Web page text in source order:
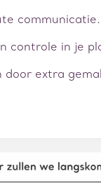
communicatie.
controle in je
door extra